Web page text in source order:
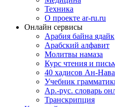
Техника
О проекте ar-ru.ru
Онлайн сервисы
Арабия байна ядайк
Арабский алфавит
Молитвы намаза
Курс чтения и
40 хадисов Ан-
Учебник
Ар.-рус. словарь
Транскрипция